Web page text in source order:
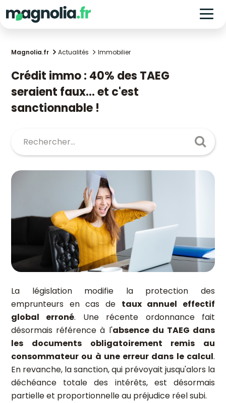
Magnolia.fr Actualités Immobilier
Crédit immo : 40% des TAEG
seraient faux... et c'est
sanctionnable !
La législation modifie la protection des
emprunteurs en cas de taux annuel effectif
global erroné. Une récente ordonnance fait
désormais référence à l'absence du TAEG dans
les documents obligatoirement remis au
consommateur ou à une erreur dans le calcul.
En revanche, la sanction, qui prévoyait jusqu'alors la
déchéance totale des intérêts, est désormais
partielle et proportionnelle au préjudice réel subi.